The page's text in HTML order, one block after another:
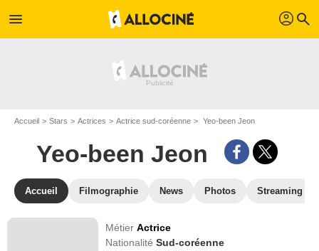
menu profil search
Accueil Stars Actrices Actrice sud-coréenne Yeo-been Jeon
Yeo-been Jeon
Accueil Filmographie News Photos Streaming
MétierActrice
NationalitéSud-coréenne